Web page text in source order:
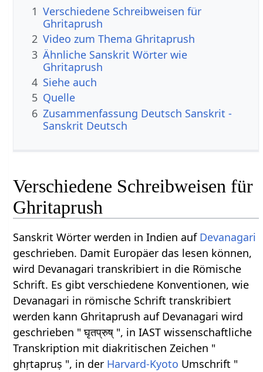
1 Verschiedene Schreibweisen für
Ghritaprush
2 Video zum Thema Ghritaprush
3 Ähnliche Sanskrit Wörter wie
Ghritaprush
4 Siehe auch
5 Quelle
6 Zusammenfassung Deutsch Sanskrit -
Sanskrit Deutsch
Verschiedene Schreibweisen für
Ghritaprush
Sanskrit Wörter werden in Indien auf Devanagari
geschrieben. Damit Europäer das lesen können,
wird Devanagari transkribiert in die Römische
Schrift. Es gibt verschiedene Konventionen, wie
Devanagari in römische Schrift transkribiert
werden kann Ghritaprush auf Devanagari wird
geschrieben " घृतप्रुष् ", in IAST wissenschaftliche
Transkription mit diakritischen Zeichen "
ghṛtapruṣ ", in der Harvard-Kyoto Umschrift "